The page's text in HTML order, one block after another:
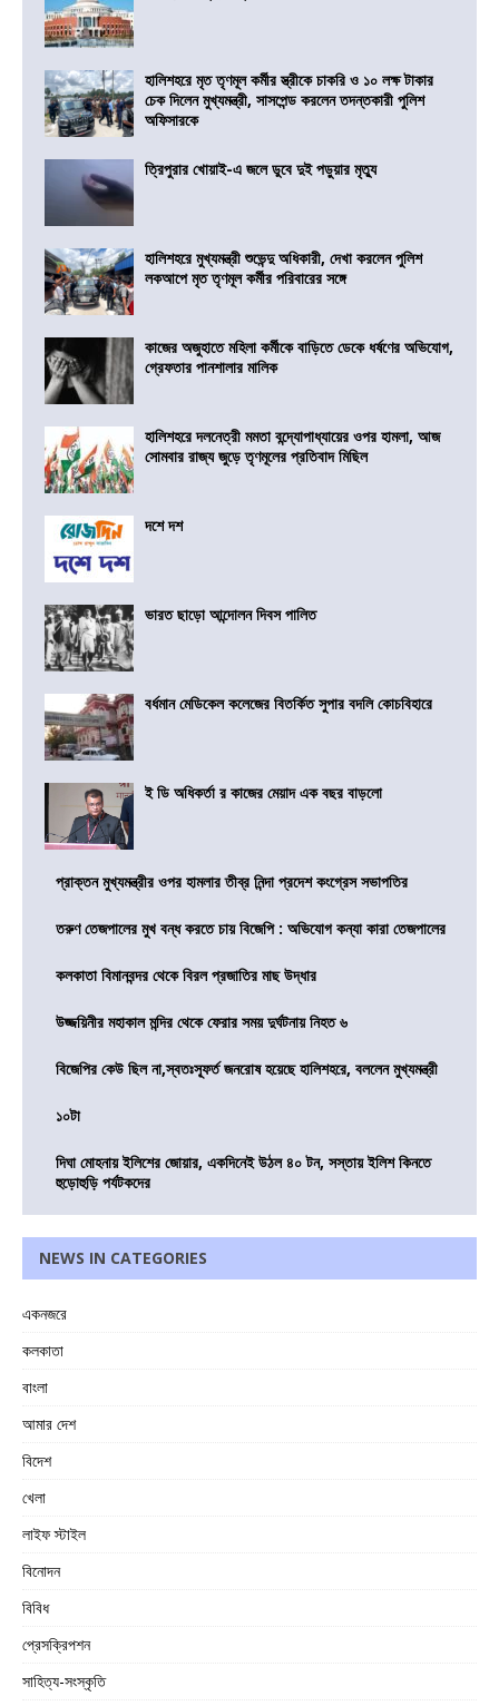
হালিশহরে মৃত তৃণমূল কর্মীর স্ত্রীকে চাকরি ও ১০ লক্ষ টাকার
চেক দিলেন মুখ্যমন্ত্রী, সাসপেন্ড করলেন তদন্তকারী পুলিশ
অফিসারকে
ত্রিপুরার খোয়াই-এ জলে ডুবে দুই পড়ুয়ার মৃত্যু
হালিশহরে মুখ্যমন্ত্রী শুভেন্দু অধিকারী, দেখা করলেন পুলিশ
লকআপে মৃত তৃণমূল কর্মীর পরিবারের সঙ্গে
কাজের অজুহাতে মহিলা কর্মীকে বাড়িতে ডেকে ধর্ষণের অভিযোগ,
গ্রেফতার পানশালার মালিক
হালিশহরে দলনেত্রী মমতা বন্দ্যোপাধ্যায়ের ওপর হামলা, আজ
সোমবার রাজ্য জুড়ে তৃণমূলের প্রতিবাদ মিছিল
দশে দশ
ভারত ছাড়ো আন্দোলন দিবস পালিত
বর্ধমান মেডিকেল কলেজের বিতর্কিত সুপার বদলি কোচবিহারে
ই ডি অধিকর্তা র কাজের মেয়াদ এক বছর বাড়লো
প্রাক্তন মুখ্যমন্ত্রীর ওপর হামলার তীব্র নিন্দা প্রদেশ কংগ্রেস সভাপতির
তরুণ তেজপালের মুখ বন্ধ করতে চায় বিজেপি : অভিযোগ কন্যা কারা তেজপালের
কলকাতা বিমানবন্দর থেকে বিরল প্রজাতির মাছ উদ্ধার
উজ্জয়িনীর মহাকাল মন্দির থেকে ফেরার সময় দুর্ঘটনায় নিহত ৬
বিজেপির কেউ ছিল না,স্বতঃস্ফূর্ত জনরোষ হয়েছে হালিশহরে, বললেন মুখ্যমন্ত্রী
১০টা
দিঘা মোহনায় ইলিশের জোয়ার, একদিনেই উঠল ৪০ টন, সস্তায় ইলিশ কিনতে
হুড়োহুড়ি পর্যটকদের
NEWS IN CATEGORIES
একনজরে
কলকাতা
বাংলা
আমার দেশ
বিদেশ
খেলা
লাইফ স্টাইল
বিনোদন
বিবিধ
প্রেসক্রিপশন
সাহিত্য-সংস্কৃতি